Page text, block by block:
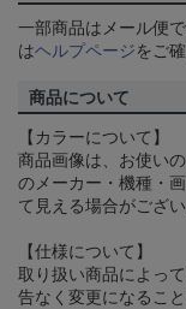
一部商品はメール便
はヘルプページをご
商品について
【カラーについて】
商品画像は、お使い
のメーカー・機種・
て見える場合がござ
【仕様について】
取り扱い商品によっ
告なく変更になること